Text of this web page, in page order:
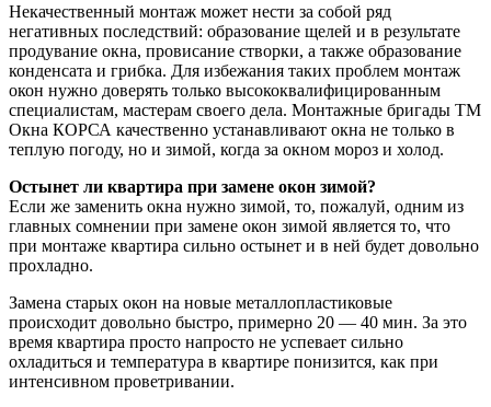
Некачественный монтаж может нести за собой ряд
негативных последствий: образование щелей и в результате
продувание окна, провисание створки, а также образование
конденсата и грибка. Для избежания таких проблем монтаж
окон нужно доверять только высококвалифицированным
специалистам, мастерам своего дела. Монтажные бригады ТМ
Окна КОРСА качественно устанавливают окна не только в
теплую погоду, но и зимой, когда за окном мороз и холод.
Остынет ли квартира при замене окон зимой?
Если же заменить окна нужно зимой, то, пожалуй, одним из
главных сомнении при замене окон зимой является то, что
при монтаже квартира сильно остынет и в ней будет довольно
прохладно.
Замена старых окон на новые металлопластиковые
происходит довольно быстро, примерно 20 — 40 мин. За это
время квартира просто напросто не успевает сильно
охладиться и температура в квартире понизится, как при
интенсивном проветривании.